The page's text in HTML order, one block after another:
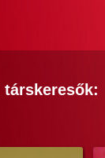
társkeresők: